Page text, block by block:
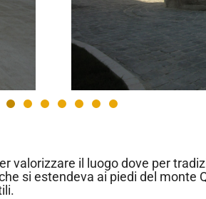
valorizzare il luogo dove per
si estendeva ai piedi del monte